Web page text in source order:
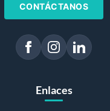
CONTÁCTANOS
Enlaces